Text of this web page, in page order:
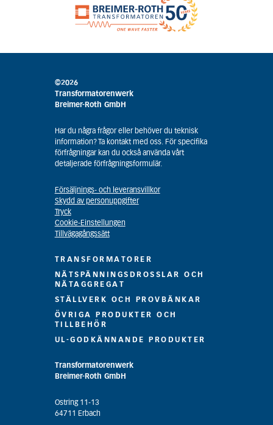
©2026
Transformatorenwerk
Breimer-Roth GmbH
Har du några frågor eller behöver du teknisk
information? Ta kontakt med oss. För specifika
förfrågningar kan du också använda vårt
detaljerade förfrågningsformulär.
Försäljnings- och leveransvillkor
Skydd av personuppgifter
Tryck
Cookie-Einstellungen
Tillvägagångssätt
TRANSFORMATORER
NÄTSPÄNNINGSDROSSLAR OCH
NÄTAGGREGAT
STÄLLVERK OCH PROVBÄNKAR
ÖVRIGA PRODUKTER OCH
TILLBEHÖR
UL-GODKÄNNANDE PRODUKTER
Transformatorenwerk
Breimer-Roth GmbH
Ostring 11-13
64711 Erbach